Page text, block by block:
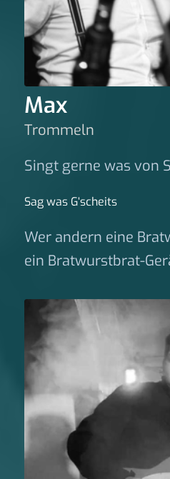
Max
Trommeln
Singt gerne was von
Sag was G‘scheits
Wer andern eine
ein Bratwurstbrat-